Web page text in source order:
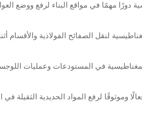
دورًا مهمًا في مواقع البناء لرفع ووضع
لنقل الصفائح الفولاذية والأقسام
في المستودعات وعمليات
وموثوقًا لرفع المواد الحديدية الثقيلة